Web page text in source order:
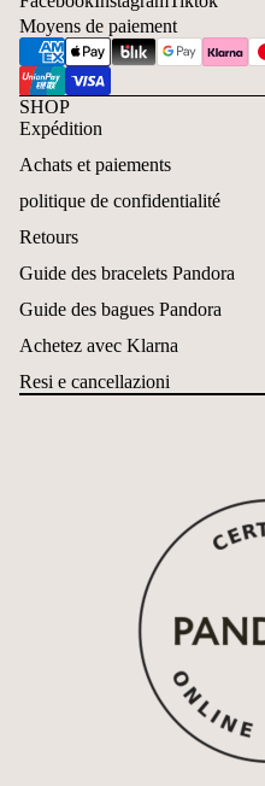
Moyens de paiement
SHOP
Expédition
Achats et paiements
politique de confidentialité
Retours
Guide des bracelets Pandora
Guide des bagues Pandora
Achetez avec Klarna
Resi e cancellazioni
Politique de remboursement